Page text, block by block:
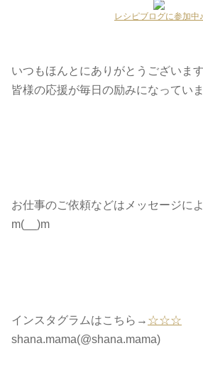
レシピブログに参加中♪
いつもほんとにありがとうございま
皆様の応援が毎日の励みになってい
お仕事のご依頼などはメッセージに
m(__)m
インスタグラムはこちら→ ☆☆☆
shana.mama(@shana.mama)